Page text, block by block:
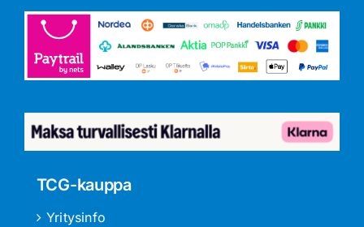
TCG-kauppa
Yritysinfo